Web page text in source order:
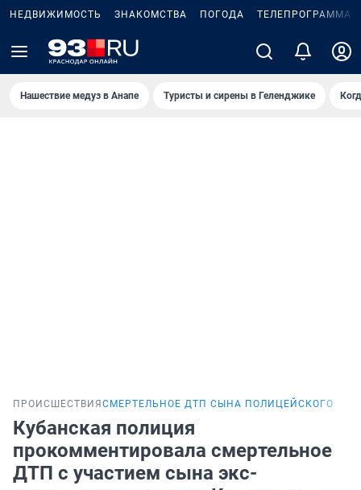
НЕДВИЖИМОСТЬ ЗНАКОМСТВА ПОГОДА ТЕЛЕПРОГРАММА
Нашествие медуз в Анапе Туристы и сирены в Геленджике
ПРОИСШЕСТВИЯ СМЕРТЕЛЬНОЕ ДТП СЫНА ПОЛИЦЕЙСКОГО
Кубанская полиция
прокомментировала смертельное
ДТП с участием сына экс-